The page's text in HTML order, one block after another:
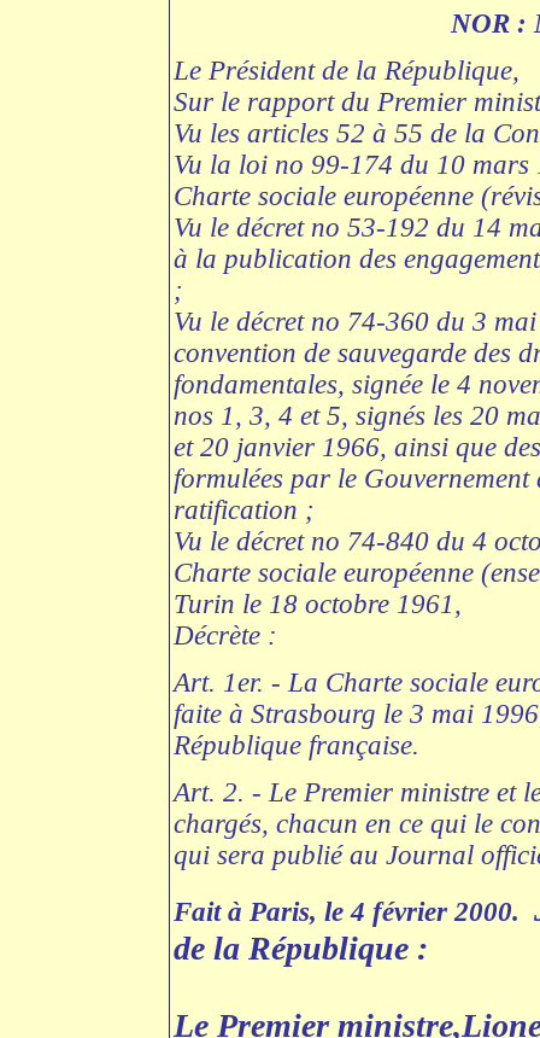
NOR :
Le Président de la République,
Sur le rapport du Premier
Vu les articles 52 à 55 de la
Vu la loi no 99-174 du 10
Charte sociale européenne
Vu le décret no 53-192 du 14
à la publication des
;
Vu le décret no 74-360 du 3
convention de sauvegarde des
fondamentales, signée le 4
nos 1, 3, 4 et 5, signés les 20
et 20 janvier 1966, ainsi que
formulées par le
ratification ;
Vu le décret no 74-840 du 4
Charte sociale européenne
Turin le 18 octobre 1961,
Décrète :
Art. 1er. - La Charte sociale
faite à Strasbourg le 3 mai
République française.
Art. 2. - Le Premier ministre et
chargés, chacun en ce qui le
qui sera publié au Journal
Fait à Paris, le 4 février 2000.
de la République :
Le Premier